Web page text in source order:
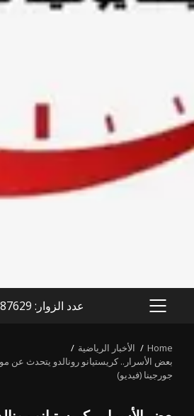
PRIMARY
عدد الزوار: 1187629
Home
الأخبار الرياضية
بعض الأسرار.. كريستيانو رونالدو يتحدث عن
جورجينا (فيديو)